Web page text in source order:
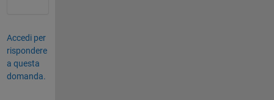
Accedi per
rispondere
a questa
domanda.